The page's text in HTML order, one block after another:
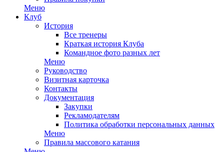
Меню
Клуб
История
Все тренеры
Краткая история Клуба
Командное фото разных лет
Меню
Руководство
Визитная карточка
Контакты
Документация
Закупки
Рекламодателям
Политика обработки персональных данных
Меню
Правила массового катания